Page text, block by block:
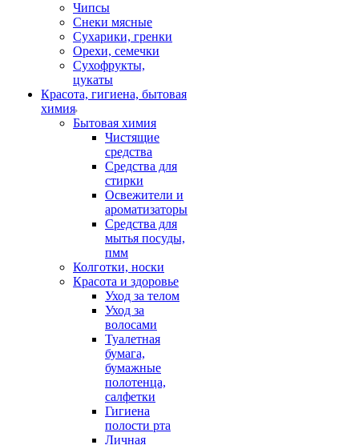
Чипсы
Снеки мясные
Сухарики, гренки
Орехи, семечки
Сухофрукты,
цукаты
Красота, гигиена, бытовая
химия
Бытовая химия
Чистящие
средства
Средства для
стирки
Освежители и
ароматизаторы
Средства для
мытья посуды,
пмм
Колготки, носки
Красота и здоровье
Уход за телом
Уход за
волосами
Туалетная
бумага,
бумажные
полотенца,
салфетки
Гигиена
полости рта
Личная